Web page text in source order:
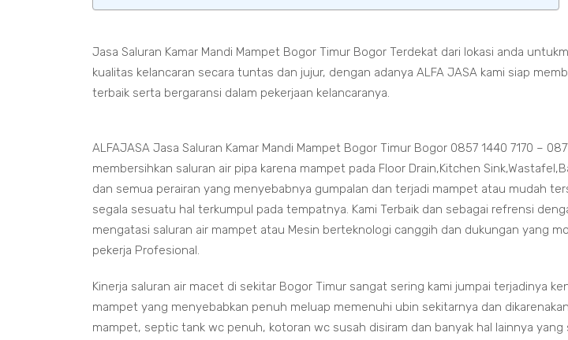
Jasa Saluran Kamar Mandi Mampet Bogor Timur Bogor Terdekat dari lokasi anda
kualitas kelancaran secara tuntas dan jujur, dengan adanya ALFA JASA kami siap
terbaik serta bergaransi dalam pekerjaan kelancaranya.
ALFAJASA Jasa Saluran Kamar Mandi Mampet Bogor Timur Bogor 0857 1440 7170 –
membersihkan saluran air pipa karena mampet pada Floor Drain,Kitchen
dan semua perairan yang menyebabnya gumpalan dan terjadi mampet atau mudah
segala sesuatu hal terkumpul pada tempatnya. Kami Terbaik dan sebagai refrensi
mengatasi saluran air mampet atau Mesin berteknologi canggih dan dukungan yang
pekerja Profesional.
Kinerja saluran air macet di sekitar Bogor Timur sangat sering kami jumpai terjadinya
mampet yang menyebabkan penuh meluap memenuhi ubin sekitarnya dan
mampet, septic tank wc penuh, kotoran wc susah disiram dan banyak hal lainnya yang